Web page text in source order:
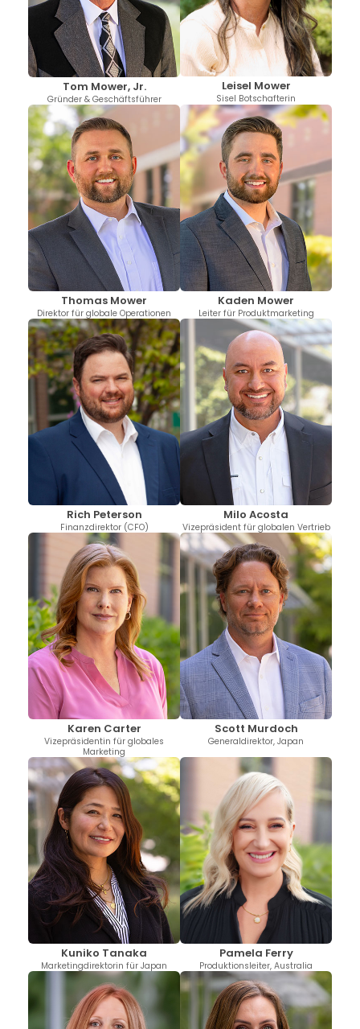
Tom Mower, Jr.
Gründer & Geschäftsführer
Leisel Mower
Sisel Botschafterin
Thomas Mower
Direktor für globale Operationen
Kaden Mower
Leiter für Produktmarketing
Rich Peterson
Finanzdirektor (CFO)
Milo Acosta
Vizepräsident für globalen Vertrieb
Karen Carter
Vizepräsidentin für globales
Marketing
Scott Murdoch
Generaldirektor, Japan
Kuniko Tanaka
Marketingdirektorin für Japan
Pamela Ferry
Produktionsleiter, Australia